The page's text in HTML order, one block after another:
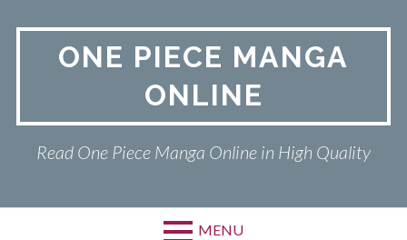
ONE PIECE MANGA
ONLINE
Read One Piece Manga Online in High Quality
MENU